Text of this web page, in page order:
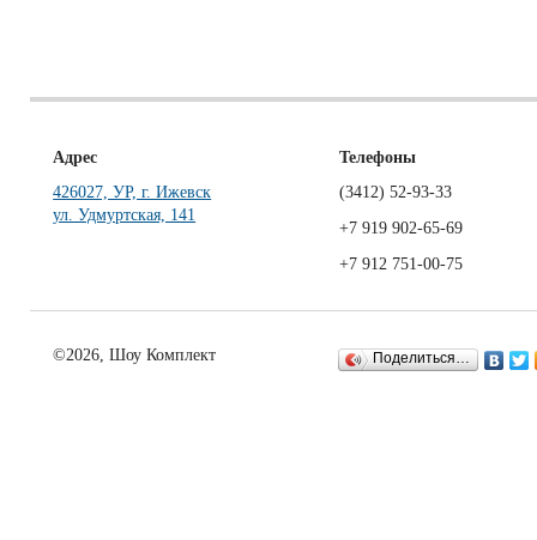
Адрес
426027, УР, г. Ижевск
ул. Удмуртская, 141
Телефоны
(3412) 52-93-33
+7 919 902-65-69
+7 912 751-00-75
©2026, Шоу Комплект Поделиться…